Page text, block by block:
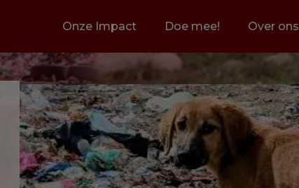
Onze Impact Doe mee! Over ons